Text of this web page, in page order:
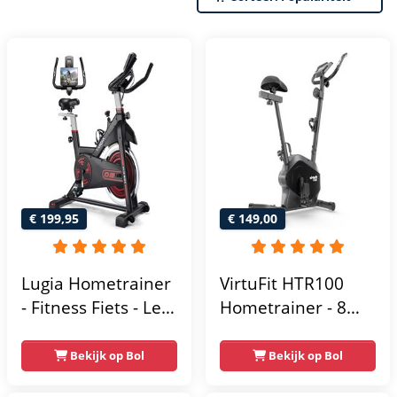
€ 199,95
Lugia Hometrainer
- Fitness Fiets - Led
Verstelbaar Zadel -
0-100% weerstand
Bekijk op Bol
€ 149,00
VirtuFit HTR100
Hometrainer - 8
Weerstandniveau's
- Verstelbaar zadel
Bekijk op Bol